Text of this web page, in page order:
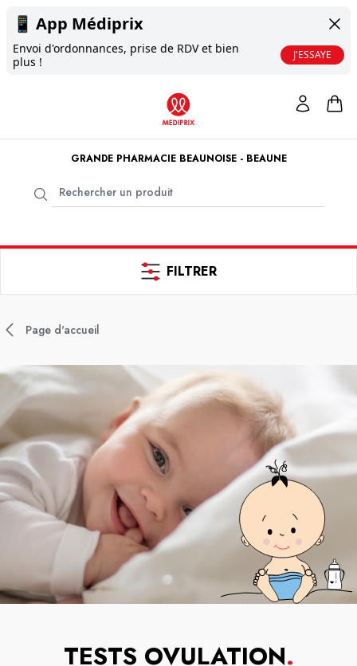
📱 App Médiprix
Envoi d'ordonnances, prise de RDV et bien
plus !
J'ESSAYE
GRANDE PHARMACIE BEAUNOISE - BEAUNE
FILTRER
Page d'accueil
TESTS OVULATION.